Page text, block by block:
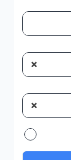
×
×